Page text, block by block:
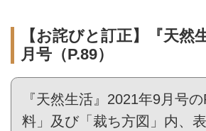
【お詫びと訂正】『天然
月号（P.89）
『天然生活』2021年9月号
料」及び「裁ち方図」内、